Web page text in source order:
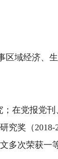
区域经济、
；在党报党刊
究奖（2018-
多次荣获一